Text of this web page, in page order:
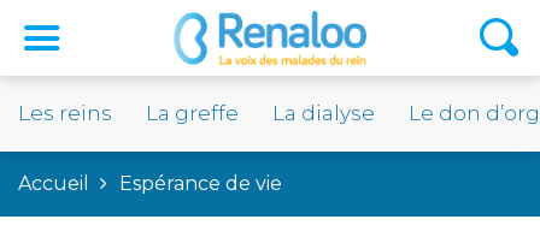
Les reins La greffe La dialyse Le don
Accueil Espérance de vie